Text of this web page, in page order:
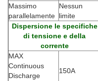
Massimo
parallelamente
Nessun
limite
Dispersione le specifiche
di tensione e della
corrente
MAX
Continuous
Discharge
150A